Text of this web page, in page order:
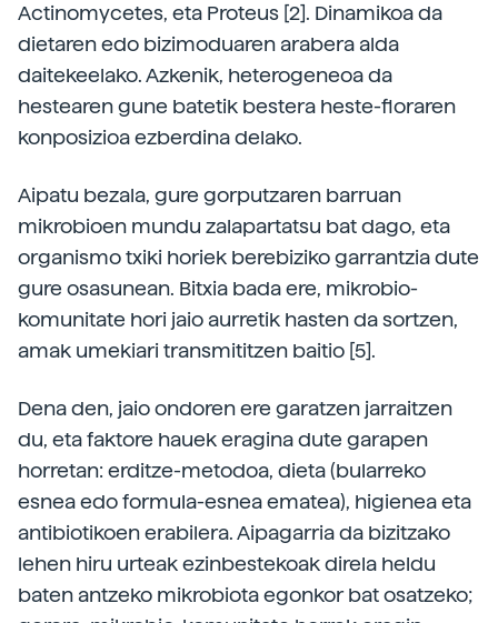
Actinomycetes, eta Proteus [2]. Dinamikoa da
dietaren edo bizimoduaren arabera alda
daitekeelako. Azkenik, heterogeneoa da
hestearen gune batetik bestera heste-­floraren
konposizioa ezberdina delako.
Aipatu bezala, gure gorputzaren barruan
mikrobioen mundu zalapartatsu bat dago, eta
organismo txiki horiek berebiziko garrantzia dute
gure osasunean. Bitxia bada ere, mikrobio-
komunitate hori jaio aurretik hasten da sortzen,
amak umekiari transmititzen baitio [5].
Dena den, jaio ondoren ere garatzen jarraitzen
du, eta faktore hauek eragina dute garapen
horretan: erditze-metodoa, dieta (bularreko
esnea edo formula-­esnea ematea), higienea eta
antibiotikoen erabilera. Aipagarria da bizitzako
lehen hiru urteak ezinbestekoak direla heldu
baten antzeko mikrobiota egonkor bat osatzeko;